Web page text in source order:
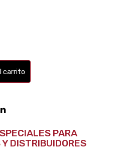
carrito
PARA
DISTRIBUIDORES